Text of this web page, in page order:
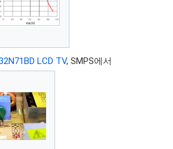
LCD TV, SMPS에서